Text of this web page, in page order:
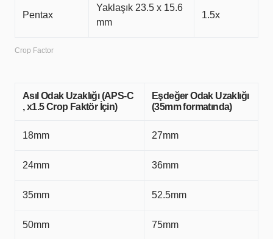
Pentax
Yaklaşık 23.5 x 15.6
mm
1.5x
Crop Factor
Asıl Odak Uzaklığı (APS-C
, x1.5 Crop Faktör İçin)
Eşdeğer Odak Uzaklığı
(35mm formatında)
18mm 27mm
24mm 36mm
35mm 52.5mm
50mm 75mm